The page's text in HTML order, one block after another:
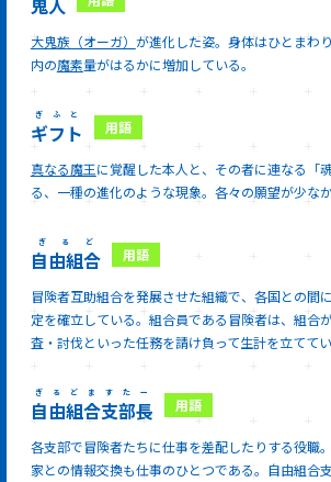
鬼人
大鬼族（オーガ） が進化した姿。身体はひとまわ
内の魔素量がはるかに増加している。
ギフト
ぎふと
真なる魔王に覚醒した本人と、その者に連なる「
る、一種の進化のような現象。各々の願望が少な
自由組合
ぎるど
冒険者互助組合を発展させた組織で、各国との間
定を確立している。組合員である冒険者は、組合
査・討伐といった任務を請け負って生計を立ててい
自由組合支部長
ぎるどますたー
各支部で冒険者たちに仕事を差配したりする役職
家との情報交換も仕事のひとつである。自由組合